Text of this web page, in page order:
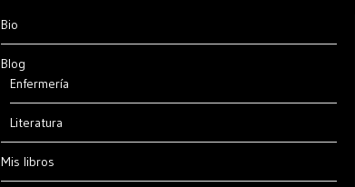
Bio
Blog
Enfermería
Literatura
Mis libros